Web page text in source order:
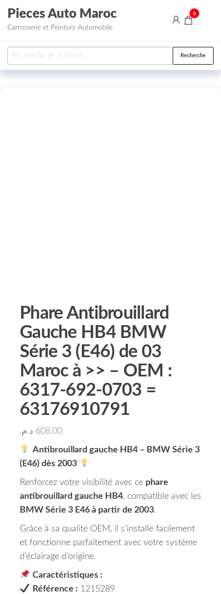
Aller au contenu
Pieces Auto Maroc
Carrosserie et Peinture Automobile
0
Recherche pour : Recherche
Phare Antibrouillard
Gauche HB4 BMW
Série 3 (E46) de 03
Maroc à >> – OEM :
6317-692-0703 =
63176910791
608.00 د.م.
Antibrouillard gauche HB4 – BMW Série 3
(E46) dès 2003
Renforcez votre visibilité avec ce phare
antibrouillard gauche HB4, compatible avec les
BMW Série 3 E46 à partir de 2003.
Grâce à sa qualité OEM, il s’installe facilement
et fonctionne parfaitement avec votre système
d’éclairage d’origine.
Caractéristiques :
Référence : 1215289